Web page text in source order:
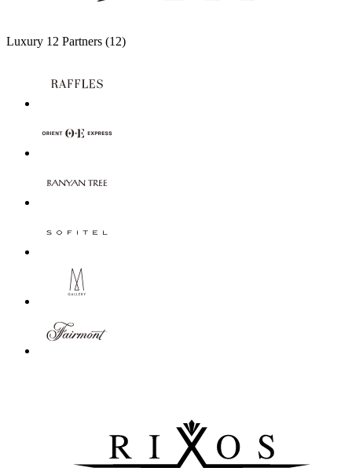
Luxury 12 Partners (12)